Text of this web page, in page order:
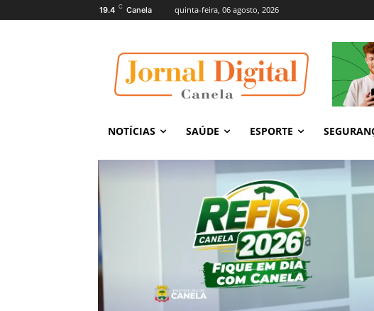
19.4 C Canela quinta-feira, 06 agosto, 2026
NOTÍCIAS SAÚDE ESPORTE